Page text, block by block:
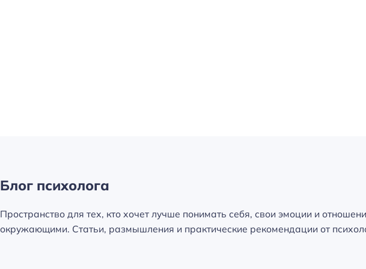
Блог психолога
Пространство для тех, кто хочет лучше понимать себя, свои эмоции и
окружающими. Статьи, размышления и практические рекомендации от